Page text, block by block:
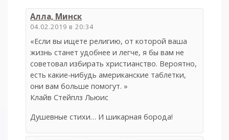
Алла, Минск
04.02.2019 в 20:34
«Если вы ищете религию, от которой ваша
жизнь станет удобнее и легче, я бы вам не
советовал избирать христианство. Вероятно,
есть какие-нибудь американские таблетки,
они вам больше помогут. »
Клайв Стейплз Льюис
Душевные стихи… И шикарная борода!